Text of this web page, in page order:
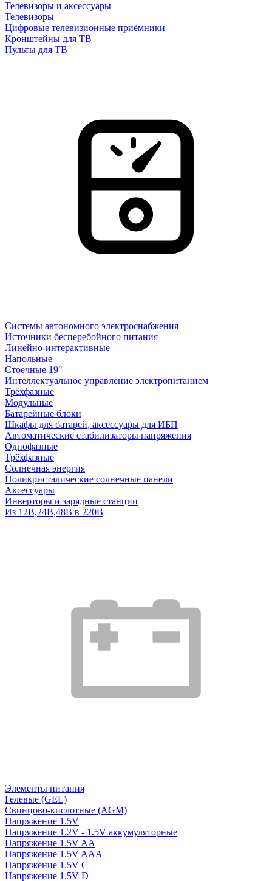
Телевизоры и аксессуары
Телевизоры
Цифровые телевизионные приёмники
Кронштейны для ТВ
Пульты для ТВ
Системы автономного электроснабжения
Источники бесперебойного питания
Линейно-интерактивные
Напольные
Стоечные 19"
Интеллектуальное управление электропитанием
Трёхфазные
Модульные
Батарейные блоки
Шкафы для батарей, аксессуары для ИБП
Автоматические стабилизаторы напряжения
Однофазные
Трёхфазные
Солнечная энергия
Поликристалические солнечные панели
Аксессуары
Инверторы и зарядные станции
Из 12В,24В,48В в 220В
Элементы питания
Гелевые (GEL)
Свинцово-кислотные (AGM)
Напряжение 1.5V
Напряжение 1.2V - 1.5V аккумуляторные
Напряжение 1.5V AA
Напряжение 1.5V AAA
Напряжение 1.5V C
Напряжение 1.5V D